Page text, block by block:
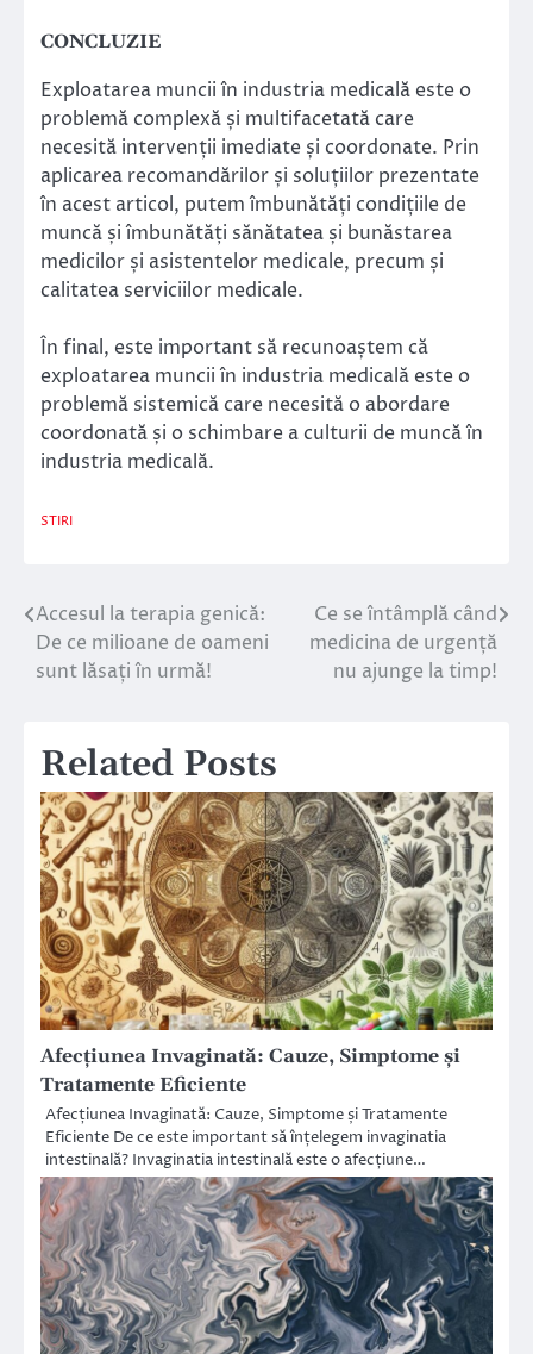
CONCLUZIE
Exploatarea muncii în industria medicală este o
problemă complexă și multifacetată care
necesită intervenții imediate și coordonate. Prin
aplicarea recomandărilor și soluțiilor prezentate
în acest articol, putem îmbunătăți condițiile de
muncă și îmbunătăți sănătatea și bunăstarea
medicilor și asistentelor medicale, precum și
calitatea serviciilor medicale.
În final, este important să recunoaștem că
exploatarea muncii în industria medicală este o
problemă sistemică care necesită o abordare
coordonată și o schimbare a culturii de muncă în
industria medicală.
STIRI
Navigare
în
Accesul la terapia genică:
De ce milioane de oameni
sunt lăsați în urmă!
Ce se întâmplă când
medicina de urgență
nu ajunge la timp!
Related Posts
Afecțiunea Invaginată: Cauze, Simptome și
Tratamente Eficiente
Afecțiunea Invaginată: Cauze, Simptome și Tratamente
Eficiente De ce este important să înțelegem invaginatia
intestinală? Invaginatia intestinală este o afecțiune…